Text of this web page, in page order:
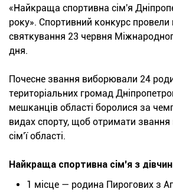
«Найкраща спортивна сім'я
року». Спортивний конкурс провели
святкування 23 червня
дня.
Почесне звання виборювали 24
територіальних громад
мешканців області боролися за
видах спорту, щоб отримати звання
сім’ї області.
Найкраща спортивна сім'я з
1 місце — родина Пирогових з